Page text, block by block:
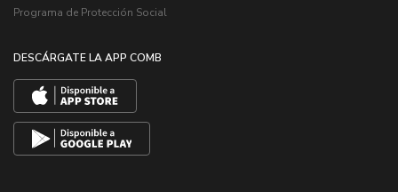
Programa de Protección Social
DESCÁRGATE LA APP COMB